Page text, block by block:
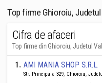
Top firme Ghioroiu,
Cifra de afaceri
Top firme din Ghioroiu, Judetul
1. AMI MANIA SHOP S.R.L.
Str. Principala 329, Ghioroiu,